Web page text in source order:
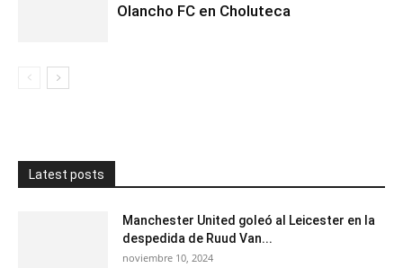
Olancho FC en Choluteca
Latest posts
Manchester United goleó al Leicester en la
despedida de Ruud Van...
noviembre 10, 2024